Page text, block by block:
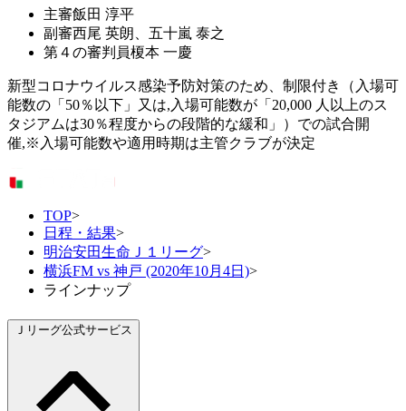
主審飯田 淳平
副審西尾 英朗、五十嵐 泰之
第４の審判員榎本 一慶
新型コロナウイルス感染予防対策のため、制限付き（入場可
能数の「50％以下」又は,入場可能数が「20,000 人以上のス
タジアムは30％程度からの段階的な緩和」）での試合開
催,※入場可能数や適用時期は主管クラブが決定
TOP>
日程・結果>
明治安田生命Ｊ１リーグ>
横浜FM vs 神戸 (2020年10月4日)>
ラインナップ
Ｊリーグ公式サービス